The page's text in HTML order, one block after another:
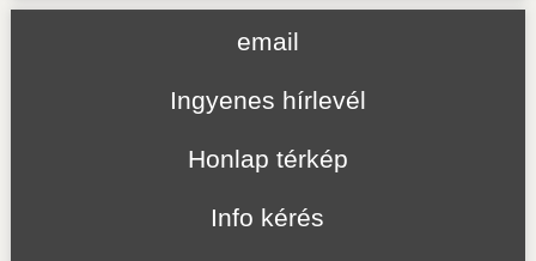
email
Ingyenes hírlevél
Honlap térkép
Info kérés